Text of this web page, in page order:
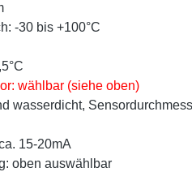
-30 bis +100°C
wählbar (siehe oben)
wasserdicht,
15-20mA
oben auswählbar